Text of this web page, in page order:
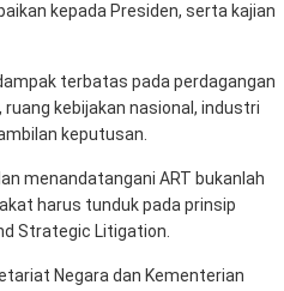
kepada Presiden, serta kajian
terbatas pada perdagangan
kebijakan nasional, industri
keputusan.
menandatangani ART bukanlah
harus tunduk pada prinsip
Strategic Litigation.
Negara dan Kementerian